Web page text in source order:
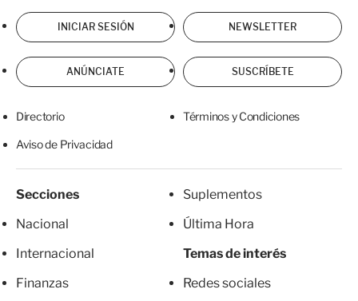
INICIAR SESIÓN NEWSLETTER
ANÚNCIATE SUSCRÍBETE
Directorio Términos y Condiciones
Aviso de Privacidad
Secciones
Nacional
Internacional
Finanzas
Suplementos
Última Hora
Temas de interés
Redes sociales